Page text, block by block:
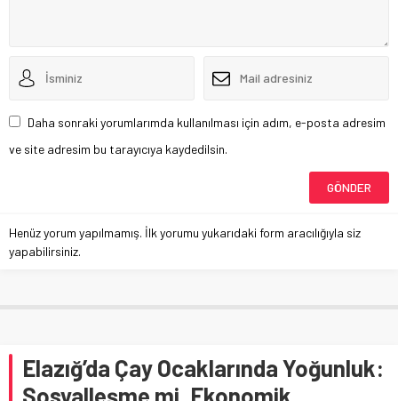
Daha sonraki yorumlarımda kullanılması için adım, e-posta adresim
ve site adresim bu tarayıcıya kaydedilsin.
Henüz yorum yapılmamış. İlk yorumu yukarıdaki form aracılığıyla siz
yapabilirsiniz.
Elazığ’da Çay Ocaklarında Yoğunluk:
Sosyalleşme mi, Ekonomik